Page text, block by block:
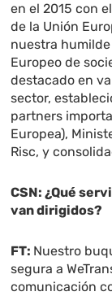
en el 2015 con
de la Unión
nuestra
Europeo de
destacado en
sector,
partners
Europea),
Risc, y
CSN: ¿Qué
van dirigidos?
FT: Nuestro
segura a
comunicación